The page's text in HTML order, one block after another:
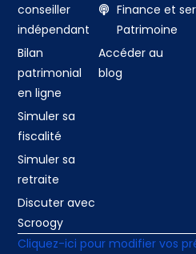
conseiller
indépendant
Bilan
patrimonial
en ligne
Simuler sa
fiscalité
Simuler sa
retraite
Discuter avec
Scroogy
Finance et
Patrimoine
Accéder au
blog
Cliquez-ici pour modifier vos